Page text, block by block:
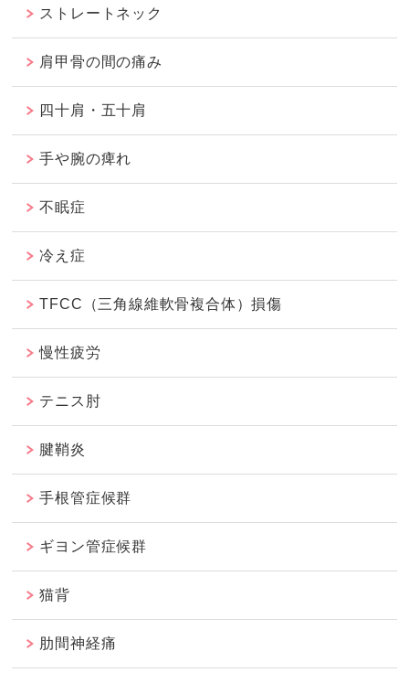
ストレートネック
肩甲骨の間の痛み
四十肩・五十肩
手や腕の痺れ
不眠症
冷え症
TFCC（三角線維軟骨複合体）損傷
慢性疲労
テニス肘
腱鞘炎
手根管症候群
ギヨン管症候群
猫背
肋間神経痛